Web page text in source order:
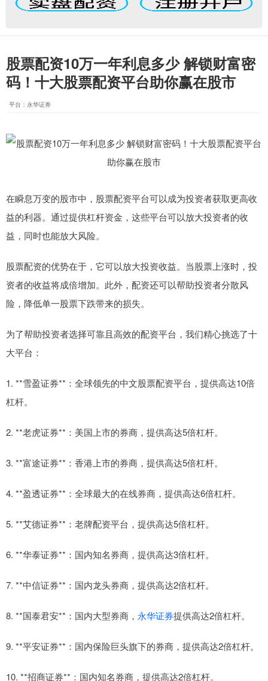
股票配资10万一年利息多少 解锁财富密
码！十大股票配资平台助你赢在股市
平台：永华证券
在瞬息万变的股市中，股票配资平台可以成为投资者获取更高收
益的利器。通过提供杠杆资金，这些平台可以放大投资者的收
益，同时也能放大风险。
股票配资的优势在于，它可以放大投资收益。当股票上涨时，投
资者的收益将成倍增加。此外，配资还可以帮助投资者分散风
险，降低单一股票下跌带来的损失。
为了帮助投资者选择可靠且高效的配资平台，我们精心挑选了十
大平台：
1. **雪盈证券**：全球领先的中文股票配资平台，提供高达10倍
杠杆。
2. **老虎证券**：美国上市的券商，提供高达5倍杠杆。
3. **富途证券**：香港上市的券商，提供高达5倍杠杆。
4. **盈透证券**：全球最大的在线券商，提供高达6倍杠杆。
5. **艾德证券**：老牌配资平台，提供高达5倍杠杆。
6. **华泰证券**：国内知名券商，提供高达3倍杠杆。
7. **中信证券**：国内龙头券商，提供高达2倍杠杆。
8. **国泰君安**：国内大型券商， 永华证券提供高达2倍杠杆。
9. **平安证券**：国内保险巨头旗下的券商，提供高达2倍杠杆。
10. **招商证券**：国内知名券商，提供高达2倍杠杆。